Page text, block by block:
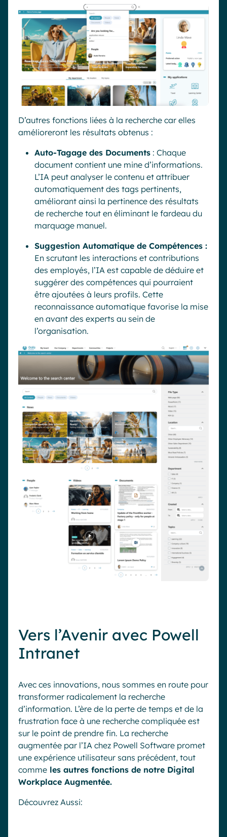
D’autres fonctions liées à la recherche car elles
amélioreront les résultats obtenus :
Auto-Tagage des Documents : Chaque
document contient une mine d’informations.
L’IA peut analyser le contenu et attribuer
automatiquement des tags pertinents,
améliorant ainsi la pertinence des résultats
de recherche tout en éliminant le fardeau du
marquage manuel.
Suggestion Automatique de Compétences :
En scrutant les interactions et contributions
des employés, l’IA est capable de déduire et
suggérer des compétences qui pourraient
être ajoutées à leurs profils. Cette
reconnaissance automatique favorise la mise
en avant des experts au sein de
l’organisation.
Vers l’Avenir avec Powell
Intranet
Avec ces innovations, nous sommes en route pour
transformer radicalement la recherche
d’information. L’ère de la perte de temps et de la
frustration face à une recherche compliquée est
sur le point de prendre fin. La recherche
augmentée par l’IA chez Powell Software promet
une expérience utilisateur sans précédent, tout
comme les autres fonctions de notre Digital
Workplace Augmentée.
Découvrez Aussi: